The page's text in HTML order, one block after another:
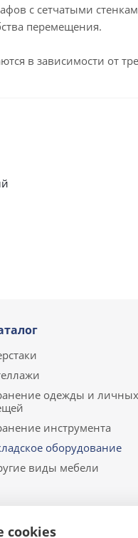
с сетчатыми
перемещения.
в зависимости от
одежды и личных
инструмента
оборудование
виды мебели
cookies